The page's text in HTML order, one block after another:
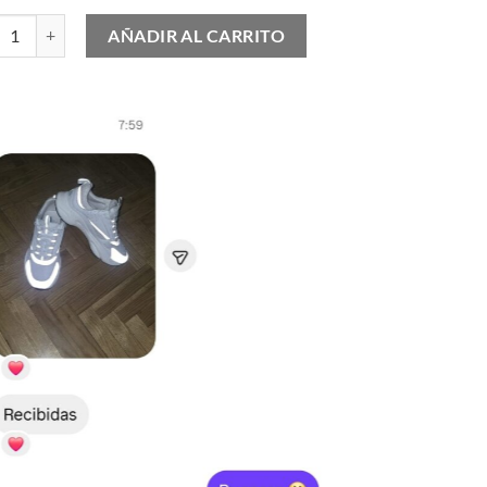
White Grey cantidadAÑADIR AL CARRITO